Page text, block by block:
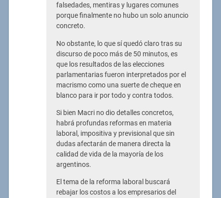
falsedades, mentiras y lugares comunes
porque finalmente no hubo un solo anuncio
concreto.
No obstante, lo que sí quedó claro tras su
discurso de poco más de 50 minutos, es
que los resultados de las elecciones
parlamentarias fueron interpretados por el
macrismo como una suerte de cheque en
blanco para ir por todo y contra todos.
Si bien Macri no dio detalles concretos,
habrá profundas reformas en materia
laboral, impositiva y previsional que sin
dudas afectarán de manera directa la
calidad de vida de la mayoría de los
argentinos.
El tema de la reforma laboral buscará
rebajar los costos a los empresarios del